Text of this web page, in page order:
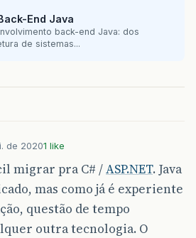
End Java
back-end Java: dos
de sistemas...
de 20201 like
migrar pra C# /ASP.NET. Java
mas como já é experiente
questão de tempo
outra tecnologia. O